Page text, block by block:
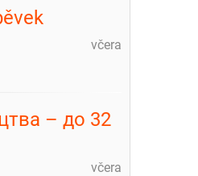
včera
– до 32
včera